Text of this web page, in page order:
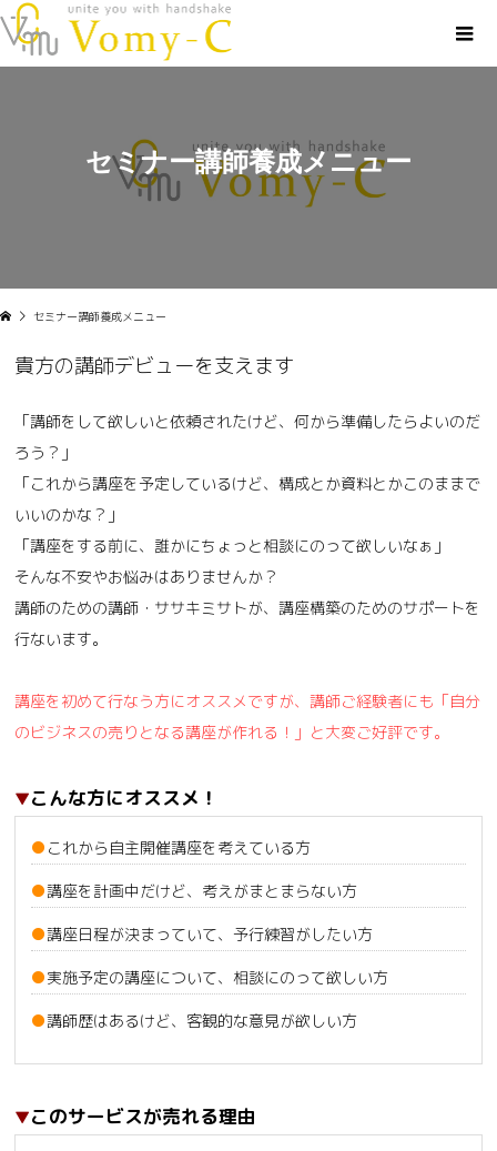
セミナー講師養成メニュー
セミナー講師養成メニュー
貴方の講師デビューを支えます
「講師をして欲しいと依頼されたけど、何から準備したらよいのだ
ろう？」
「これから講座を予定しているけど、構成とか資料とかこのままで
いいのかな？」
「講座をする前に、誰かにちょっと相談にのって欲しいなぁ」
そんな不安やお悩みはありませんか？
講師のための講師・ササキミサトが、講座構築のためのサポートを
行ないます。
講座を初めて行なう方にオススメですが、講師ご経験者にも「自分
のビジネスの売りとなる講座が作れる！」と大変ご好評です。
こんな方にオススメ！
これから自主開催講座を考えている方
講座を計画中だけど、考えがまとまらない方
講座日程が決まっていて、予行練習がしたい方
実施予定の講座について、相談にのって欲しい方
講師歴はあるけど、客観的な意見が欲しい方
このサービスが売れる理由